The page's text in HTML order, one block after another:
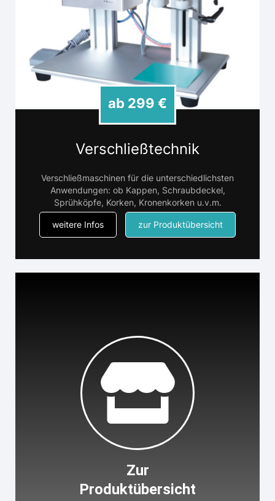
Verschließtechnik
Verschließmaschinen für die unterschiedlichsten
Anwendungen: ob Kappen, Schraubdeckel,
Sprühköpfe, Korken, Kronenkorken u.v.m.
weitere Infos zur Produktübersicht
ab 299 €
Zur
Produktübersicht